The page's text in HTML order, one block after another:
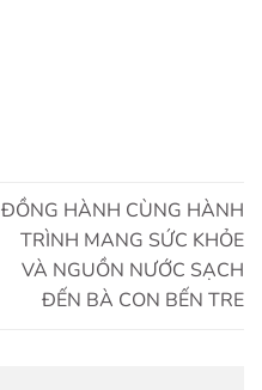
ĐỒNG HÀNH CÙNG HÀNH
TRÌNH MANG SỨC KHỎE
VÀ NGUỒN NƯỚC SẠCH
ĐẾN BÀ CON BẾN TRE